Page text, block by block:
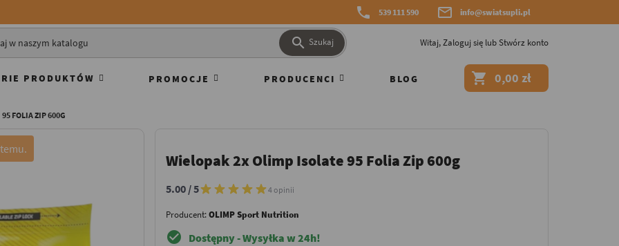
 539 111 590  info@swiatsupli.pl
 Szukaj Witaj,Zaloguj się lubStwórz konto
PRODUKTÓW PROMOCJE PRODUCENCI BLOG  0,00 zł
FOLIA ZIP 600G
Wielopak 2x Olimp Isolate 95 Folia Zip 600g
5.00 / 5 4 opinii
Producent:OLIMP Sport Nutrition
check_circle Dostępny - Wysyłka w 24h!